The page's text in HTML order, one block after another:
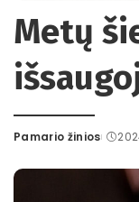
Metų
Posted
Pamario žinios